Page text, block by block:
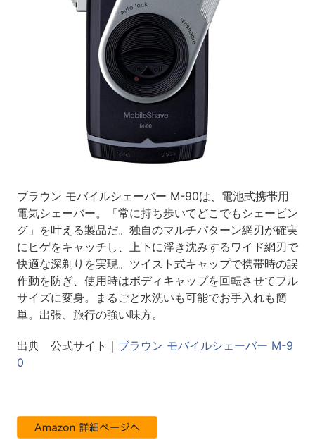
ブラウン モバイルシェーバー M-90は、電池式携帯用
電気シェーバー。「常に持ち歩いてどこでもシェービン
グ」を叶える製品だ。独自のマルチパターン網刃が確実
にヒゲをキャッチし、上下に浮き沈みするワイド網刃で
快適な深剃りを実現。ツイスト式キャップで携帯時の誤
作動を防ぎ、使用時はボディキャップを回転させてフル
サイズに変身。まるごと水洗いも可能でお手入れも簡
単。出張、旅行の強い味方。
出典 公式サイト｜ ブラウン モバイルシェーバー M-9
0